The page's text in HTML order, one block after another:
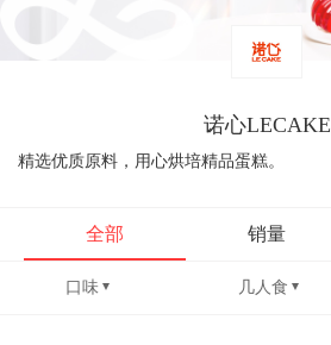
诺心LECAKE
精选优质原料，用心烘培精品蛋糕。
全部 销量
口味 几人食